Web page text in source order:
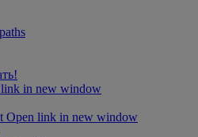
in new window
Open link in new window